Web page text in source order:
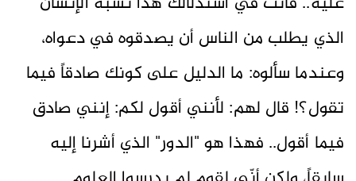
الذي يطلب من الناس أن يصدقوه في دعواه،
وعندما سألوه: ما الدليل على كونك صادقاً فيما
تقول؟! قال لهم: لأنني أقول لكم: إنني صادق
فيما أقول.. فهذا هو "الدور" الذي أشرنا إليه